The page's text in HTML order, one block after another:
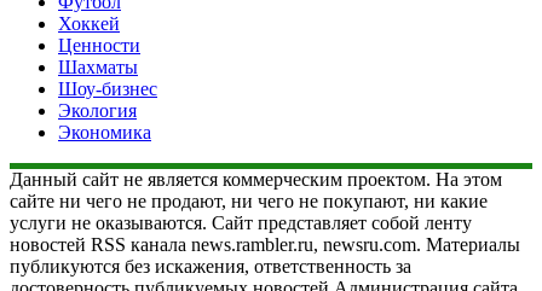
Хоккей
Ценности
Шахматы
Шоу-бизнес
Экология
Экономика
Данный сайт не является коммерческим проектом. На этом
сайте ни чего не продают, ни чего не покупают, ни какие
услуги не оказываются. Сайт представляет собой ленту
новостей RSS канала news.rambler.ru, newsru.com. Материалы
публикуются без искажения, ответственность за